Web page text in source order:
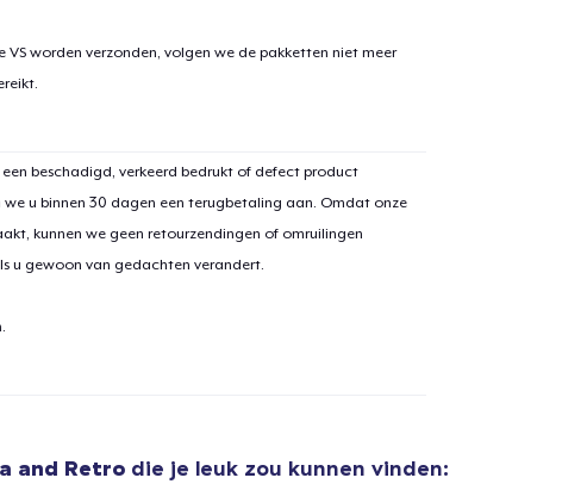
worden verzonden, volgen we de pakketten niet meer
beschadigd, verkeerd bedrukt of defect product
u binnen 30 dagen een terugbetaling aan. Omdat onze
kunnen we geen retourzendingen of omruilingen
u gewoon van gedachten verandert.
and Retro die je leuk zou kunnen vinden: